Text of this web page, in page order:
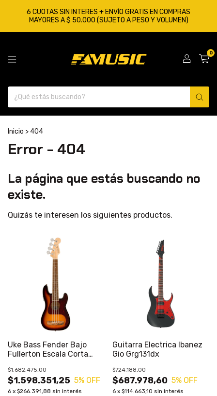
6 CUOTAS SIN INTERES + ENVÍO GRATIS EN COMPRAS
MAYORES A $ 50.000 (SUJETO A PESO Y VOLUMEN)
0
Inicio > 404
Error - 404
La página que estás buscando no
existe.
Quizás te interesen los siguientes productos.
Uke Bass Fender Bajo
Fullerton Escala Corta
$1.598.351,25
$1.682.475,00
5% OFF
6 x $266.391,88 sin interés
Guitarra Electrica Ibanez
Gio Grg131dx
$687.978,60
$724.188,00
5% OFF
6 x $114.663,10 sin interés